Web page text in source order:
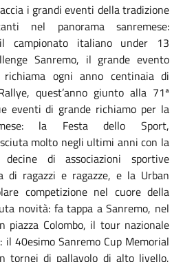
i grandi eventi della tradizione
nel panorama sanremese:
campionato italiano under 13
Sanremo, il grande evento
ogni anno centinaia di
quest’anno giunto alla 71ª
eventi di grande richiamo per la
la Festa dello Sport,
molto negli ultimi anni con la
decine di associazioni sportive
di ragazzi e ragazze, e la Urban
competizione nel cuore della
novità: fa tappa a Sanremo, nel
piazza Colombo, il tour nazionale
il 40esimo Sanremo Cup Memorial
tornei di pallavolo di alto livello,